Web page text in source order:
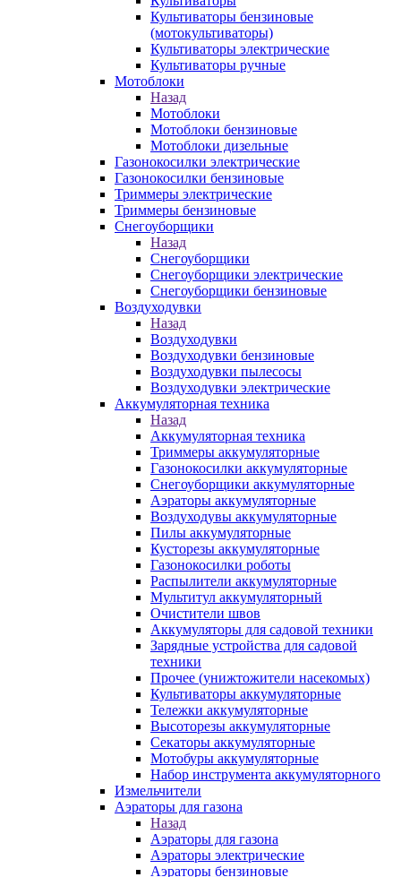
Культиваторы бензиновые
(мотокультиваторы)
Культиваторы электрические
Культиваторы ручные
Мотоблоки
Назад
Мотоблоки
Мотоблоки бензиновые
Мотоблоки дизельные
Газонокосилки электрические
Газонокосилки бензиновые
Триммеры электрические
Триммеры бензиновые
Снегоуборщики
Назад
Снегоуборщики
Снегоуборщики электрические
Снегоуборщики бензиновые
Воздуходувки
Назад
Воздуходувки
Воздуходувки бензиновые
Воздуходувки пылесосы
Воздуходувки электрические
Аккумуляторная техника
Назад
Аккумуляторная техника
Триммеры аккумуляторные
Газонокосилки аккумуляторные
Снегоуборщики аккумуляторные
Аэраторы аккумуляторные
Воздуходувы аккумуляторные
Пилы аккумуляторные
Кусторезы аккумуляторные
Газонокосилки роботы
Распылители аккумуляторные
Мультитул аккумуляторный
Очистители швов
Аккумуляторы для садовой техники
Зарядные устройства для садовой
техники
Прочее (унижтожители насекомых)
Культиваторы аккумуляторные
Тележки аккумуляторные
Высоторезы аккумуляторные
Секаторы аккумуляторные
Мотобуры аккумуляторные
Набор инструмента аккумуляторного
Измельчители
Аэраторы для газона
Назад
Аэраторы для газона
Аэраторы электрические
Аэраторы бензиновые